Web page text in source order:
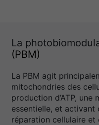
La
(PBM)
La PBM agit
mitochondries des
production d’ATP, une
essentielle, et activant
réparation cellulaire et